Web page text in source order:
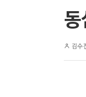
위
치
김수